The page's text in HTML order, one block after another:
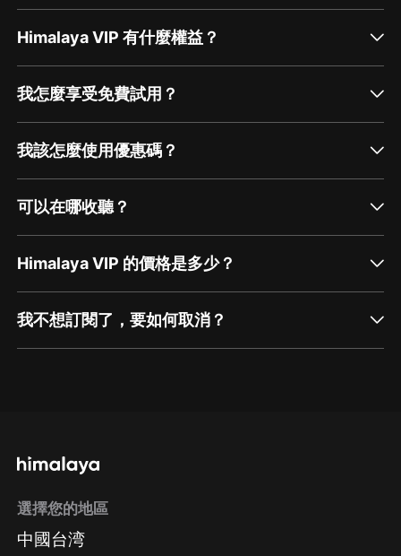
Himalaya VIP 有什麼權益？
我怎麼享受免費試用？
我該怎麼使用優惠碼？
可以在哪收聽？
Himalaya VIP 的價格是多少？
我不想訂閱了，要如何取消？
方法 Google Play取消訂閱方法
選擇您的地區
中國台湾